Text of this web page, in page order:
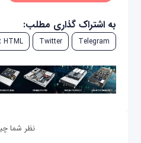
به اشتراک گذاری مطلب:
Telegram
Twitter
HTML
نظر شما